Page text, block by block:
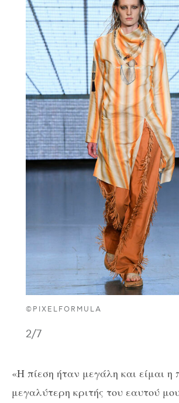
©PIXELFORMULA
2/7
«H πίεση ήταν μεγάλη και είμαι η
μεγαλύτερη κριτής του εαυτού